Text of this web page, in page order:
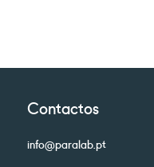
Contactos
info@paralab.pt